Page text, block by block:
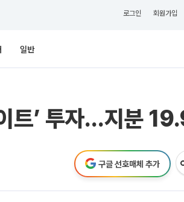
로그인 회원가입
일반
트’ 투자…지분
구글 선호매체 추가